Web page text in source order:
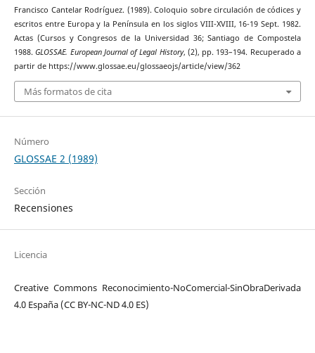
Francisco Cantelar Rodríguez. (1989). Coloquio sobre circulación de códices y
escritos entre Europa y la Península en los siglos VIII-XVIII, 16-19 Sept. 1982.
Actas (Cursos y Congresos de la Universidad 36; Santiago de Compostela
1988.GLOSSAE. European Journal of Legal History, (2), pp. 193–194. Recuperado a
partir de https://www.glossae.eu/glossaeojs/article/view/362
Más formatos de cita
Número
GLOSSAE 2 (1989)
Sección
Recensiones
Licencia
Creative Commons Reconocimiento-NoComercial-SinObraDerivada
4.0 España (CC BY-NC-ND 4.0 ES)